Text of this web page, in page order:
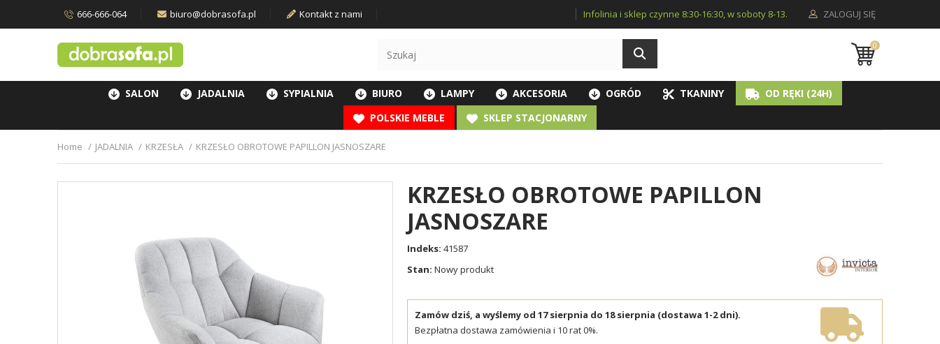
ZALOGUJ SIĘ
666-666-064 biuro@dobrasofa.pl Kontakt z nami Infolinia i sklep czynne 8:30-16:30, w soboty 8-13.
0
SALON JADALNIA SYPIALNIA BIURO LAMPY AKCESORIA OGRÓD TKANINY
OD RĘKI (24H)
POLSKIE MEBLE
SKLEP STACJONARNY
Home JADALNIA KRZESŁA KRZESŁO OBROTOWE PAPILLON JASNOSZARE
KRZESŁO OBROTOWE PAPILLON
JASNOSZARE
Indeks: 41587
Stan: Nowy produkt
Zamów dziś, a wyślemy od 17 sierpnia do 18 sierpnia (dostawa 1-2 dni).
Bezpłatna dostawa zamówienia i 10 rat 0%.